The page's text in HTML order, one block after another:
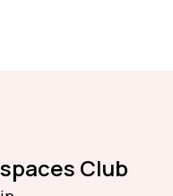
Club